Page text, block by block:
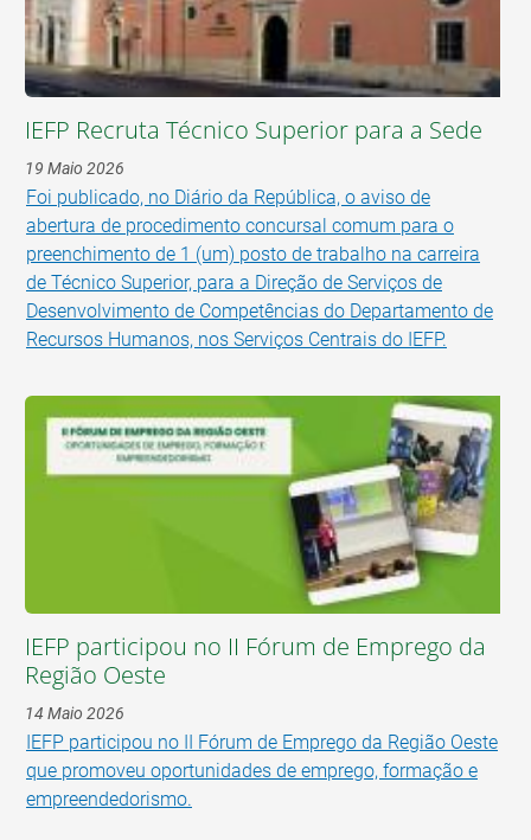
IEFP Recruta Técnico Superior para a Sede
19 Maio 2026
Foi publicado, no Diário da República, o aviso de
abertura de procedimento concursal comum para o
preenchimento de 1 (um) posto de trabalho na carreira
de Técnico Superior, para a Direção de Serviços de
Desenvolvimento de Competências do Departamento de
Recursos Humanos, nos Serviços Centrais do IEFP.
IEFP participou no II Fórum de Emprego da
Região Oeste
14 Maio 2026
IEFP participou no II Fórum de Emprego da Região Oeste
que promoveu oportunidades de emprego, formação e
empreendedorismo.